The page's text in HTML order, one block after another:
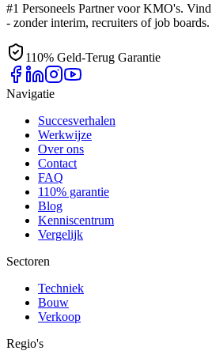
#1 Personeels Partner voor KMO's.
- zonder interim, recruiters of job boards.
110% Geld-Terug Garantie
Navigatie
Succesverhalen
Werkwijze
Over ons
Contact
FAQ
110% garantie
Blog
Kenniscentrum
Vergelijk
Sectoren
Techniek
Bouw
Verkoop
Regio's